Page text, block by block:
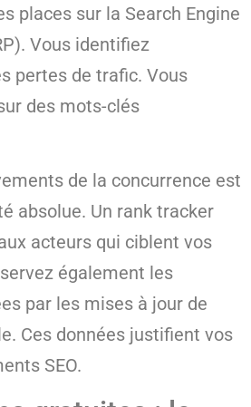
places sur la Search Engine
Vous identifiez
pertes de trafic. Vous
des mots-clés
de la concurrence est
absolue. Un rank tracker
acteurs qui ciblent vos
également les
par les mises à jour de
Ces données justifient vos
SEO.